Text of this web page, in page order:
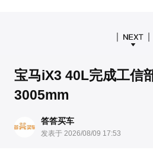
宝马iX3 40L完成工信
3005mm
答答买车
发表于 2026/08/09 17:53